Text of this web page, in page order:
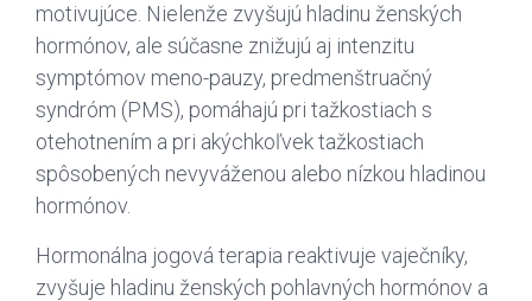
motivujúce. Nielenže zvyšujú hladinu ženských
hormónov, ale súčasne znižujú aj intenzitu
symptómov meno-pauzy, predmenštruačný
syndróm (PMS), pomáhajú pri tažkostiach s
otehotnením a pri akýchkoľvek tažkostiach
spôsobených nevyváženou alebo nízkou hladinou
hormónov.
Hormonálna jogová terapia reaktivuje vaječníky,
zvyšuje hladinu ženských pohlavných hormónov a